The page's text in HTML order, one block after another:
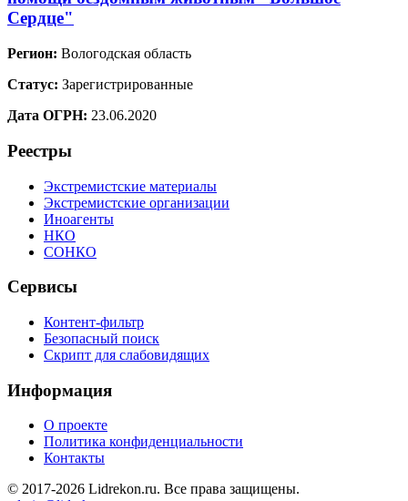
Сердце"
Регион: Вологодская область
Статус: Зарегистрированные
Дата ОГРН: 23.06.2020
Реестры
Экстремистские материалы
Экстремистские организации
Иноагенты
НКО
СОНКО
Сервисы
Контент-фильтр
Безопасный поиск
Скрипт для слабовидящих
Информация
О проекте
Политика конфиденциальности
Контакты
© 2017-2026 Lidrekon.ru. Все права защищены.